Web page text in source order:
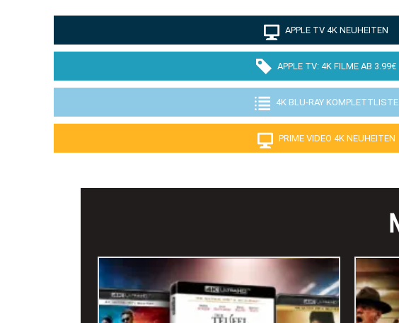
APPLE TV 4K NEUHEITEN
APPLE TV: 4K FILME AB 3.99€
4K BLU-RAY KOMPLETTLISTE
PRIME VIDEO 4K NEUHEITEN